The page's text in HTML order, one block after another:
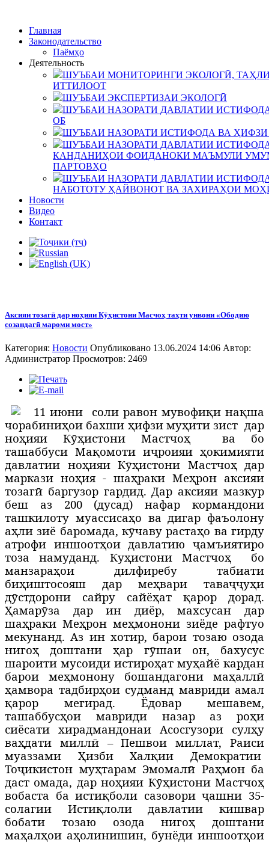
Главная
Законодательство
Паёмҳо
Деятельность
ШУЪБАИ МОНИТОРИНГИ ЭКОЛОГӢ,
ИТТИЛООТ
ШУЪБАИ ЭКСПЕРТИЗАИ ЭКОЛОГӢ
ШУЪБАИ НАЗОРАТИ ДАВЛАТИИ
ОБ
ШУЪБАИ НАЗОРАТИ ИСТИФОДА ВА
ШУЪБАИ НАЗОРАТИ ДАВЛАТИИ
КАНДАНИҲОИ ФОИДАНОКИ МАЪМУЛИ
ПАРТОВҲО
ШУЪБАИ НАЗОРАТИ ДАВЛАТИИ
НАБОТОТУ ҲАЙВОНОТ ВА ЗАХИРАҲОИ
Новости
Видео
Контакт
Аксияи тозагӣ дар ноҳияи Кӯҳистони Масчоҳ таҳти унвони «Ободию
созандагӣ мароми мост»
Категория: Новости Опубликовано 13.06.2024 14:06 Автор:
Администратор Просмотров: 2469
11 июни
соли равон мувофиқи нақша
чорабиниҳои бахши ҳифзи муҳити зист дар
ноҳияи Кӯҳистони Мастчоҳ
ва бо
ташаббуси Мақомоти иҷроияи ҳокимияти
давлатии ноҳияи Кӯҳистони Мастчоҳ дар
маркази ноҳия - шаҳраки Меҳрон аксияи
тозагӣ баргузор гардид. Дар аксияи мазкур
беш аз 200 (дусад) нафар кормандони
ташкилоту муассисаҳо ва дигар фаъолону
аҳли зиё баромада, кӯчаву растаҳо ва гирду
атрофи иншоотҳои давлатию ҷамъиятиро
тоза намуданд. Куҳистони Мастчоҳ
бо
манзараҳои дилфиребу табиати
биҳиштосояш дар меҳвари таваҷҷуҳи
дӯстдорони сайру сайёҳат қарор дорад.
Ҳамарӯза дар ин диёр, махсусан дар
шаҳраки Меҳрон меҳмонони зиёде рафтуо
мекунанд. Аз ин хотир, барои тозаю озода
нигоҳ доштани ҳар гӯшаи он, бахусус
шароити мусоиди истироҳат муҳайё кардан
барои меҳмонону бошандагони маҳаллӣ
ҳамвора тадбирҳои судманд мавриди амал
қарор мегирад. Ёдовар мешавем,
ташаббусҳои мавриди назар аз роҳи
сиёсати хирадмандонаи Асосгузори сулҳу
ваҳдати миллӣ – Пешвои миллат, Раиси
муаззами Ҳизби Халқии Демократии
Тоҷикистон муҳтарам Эмомалӣ Раҳмон ба
даст омада, дар ноҳияи Кӯҳистони Мастчоҳ
вобаста ба истиқболи сазовори ҷашни 35-
солагии Истиқлоли давлатии кишвар
бобати тозаю озода нигоҳ доштани
маҳалҳои аҳолинишин, бунёди иншоотҳои